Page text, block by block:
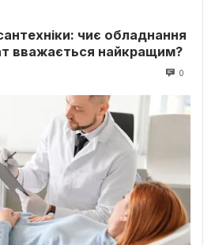
чиє обладнання
вважається найкращим?
0